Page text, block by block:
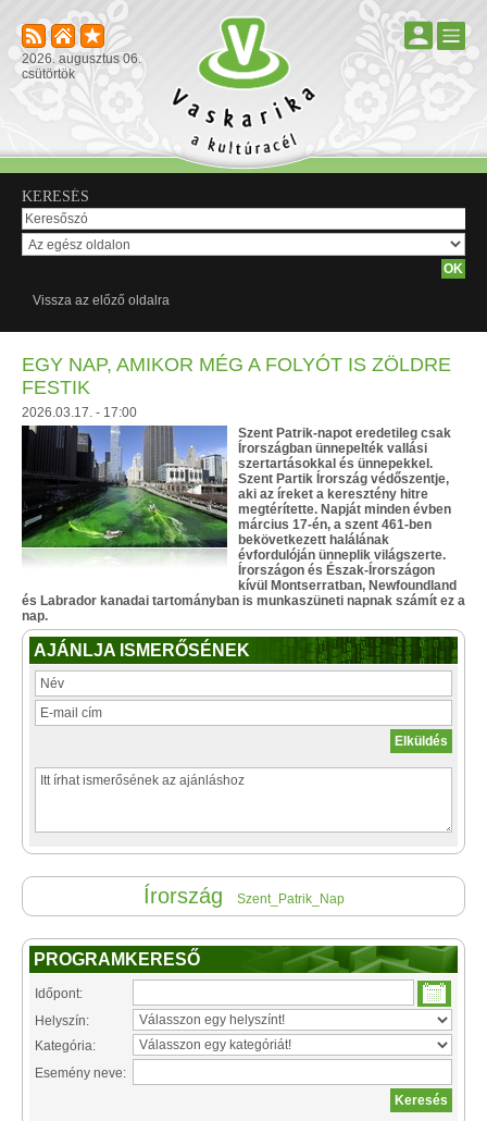
2026. augusztus 06.
csütörtök
KERESÉS
Vissza az előző oldalra
EGY NAP, AMIKOR MÉG A FOLYÓT IS ZÖLDRE
FESTIK
2026.03.17. - 17:00
Szent Patrik-napot eredetileg csak
Írországban ünnepelték vallási
szertartásokkal és ünnepekkel.
Szent Partik Írország védőszentje,
aki az íreket a keresztény hitre
megtérítette. Napját minden évben
március 17-én, a szent 461-ben
bekövetkezett halálának
évfordulóján ünneplik világszerte.
Írországon és Észak-Írországon
kívül Montserratban, Newfoundland
és Labrador kanadai tartományban is munkaszüneti napnak számít ez a
nap.
AJÁNLJA ISMERŐSÉNEK
Írország Szent_Patrik_Nap
PROGRAMKERESŐ
Időpont:
Helyszín:
Kategória:
Esemény neve: